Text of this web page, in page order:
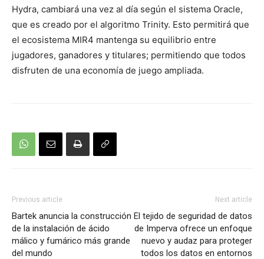
Hydra, cambiará una vez al día según el sistema Oracle,
que es creado por el algoritmo Trinity. Esto permitirá que
el ecosistema MIR4 mantenga su equilibrio entre
jugadores, ganadores y titulares; permitiendo que todos
disfruten de una economía de juego ampliada.
Previous article
Bartek anuncia la construcción
de la instalación de ácido
málico y fumárico más grande
del mundo
Next article
El tejido de seguridad de datos
de Imperva ofrece un enfoque
nuevo y audaz para proteger
todos los datos en entornos